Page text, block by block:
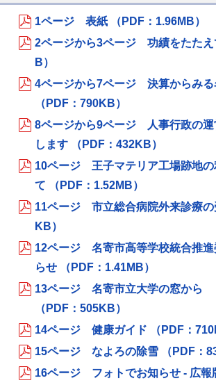
1ページ 表紙 （PDF：1.96MB）
2ページから3ページ 功績をたたえ
B）
4ページから7ページ 決算からみる
（PDF：790KB）
8ページから9ページ 人事行政の運
します （PDF：432KB）
10ページ 王子マテリア工場跡地の
て （PDF：1.52MB）
11ページ 市立総合病院外来診療の
KB）
12ページ 名寄市高等学校統合推進
らせ （PDF：1.41MB）
13ページ 名寄市立大学の窓から
（PDF：505KB）
14ページ 健康ガイド （PDF：
15ページ なよろの除雪 （PDF：
16ページ フォトでお知らせ - 広報